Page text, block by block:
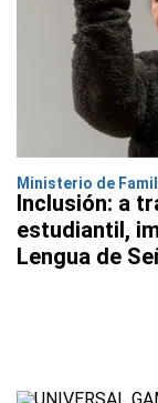
Ministerio de
Inclusión: a
estudiantil,
Lengua de